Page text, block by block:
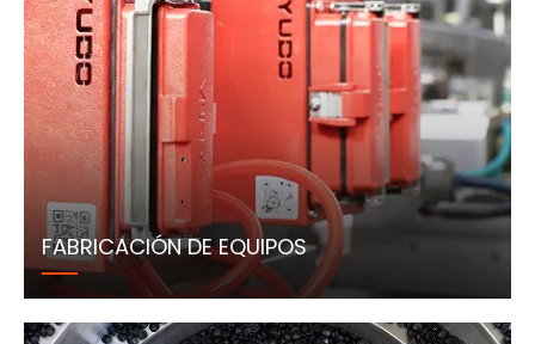
FABRICACIÓN DE EQUIPOS